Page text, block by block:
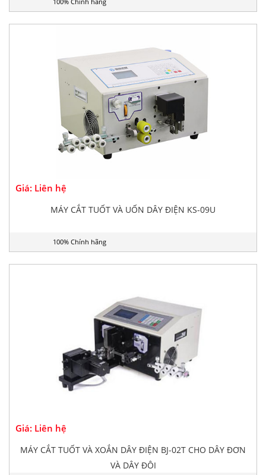
Giá: Liên hệ
MÁY CẮT TUỐT VÀ UỐN DÂY ĐIỆN KS-09U
100% Chính hãng
Giá: Liên hệ
MÁY CẮT TUỐT VÀ XOẮN DÂY ĐIỆN BJ-02T CHO DÂY ĐƠN
VÀ DÂY ĐÔI